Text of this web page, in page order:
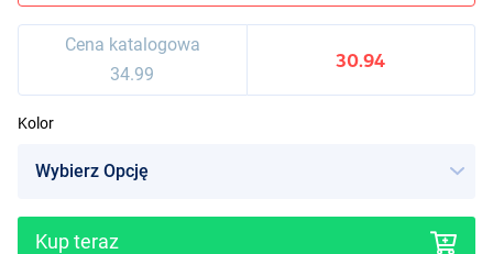
Cena katalogowa
34.99
30.94
Kolor
Kup teraz